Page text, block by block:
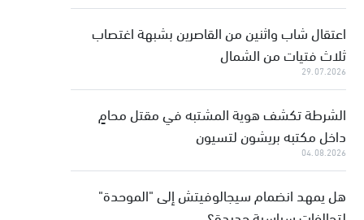
اعتقال شاب واثنين من القاصرين بشبهة اغتصاب
ثلاث فتيات من الشمال
29.07.2026
الشرطة تكشف هوية المشتبه في مقتل محامٍ
داخل مكتبه بريشون لتسيون
04.08.2026
هل يمهد انضمام سيجالوفيتش إلى "الموحدة"